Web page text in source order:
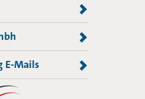
E-Mails